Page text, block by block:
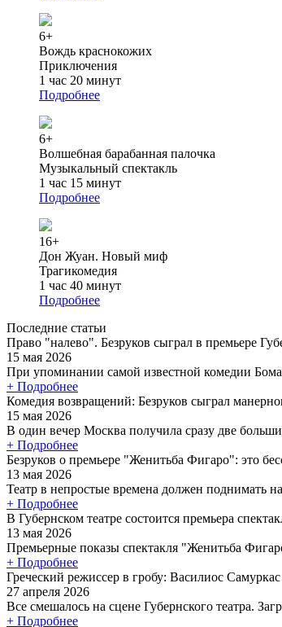
6+
Вождь краснокожих
Приключения
1 час 20 минут
Подробнее
6+
Волшебная барабанная палочка
Музыкальный спектакль
1 час 15 минут
Подробнее
16+
Дон Жуан. Новый миф
Трагикомедия
1 час 40 минут
Подробнее
Последние статьи
Право "налево". Безруков сыграл в премьере
15 мая 2026
При упоминании самой известной комедии
+ Подробнее
Комедия возвращений: Безруков сыграл
15 мая 2026
В один вечер Москва получила сразу две
+ Подробнее
Безруков о премьере "Женитьба Фигаро": это
13 мая 2026
Театр в непростые времена должен поднимать
+ Подробнее
В Губернском театре состоится премьера
13 мая 2026
Премьерные показы спектакля "Женитьба
+ Подробнее
Греческий режиссер в гробу: Василиос
27 апреля 2026
Все смешалось на сцене Губернского театра.
+ Подробнее